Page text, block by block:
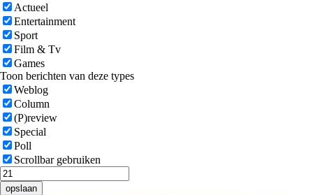
Actueel
Entertainment
Sport
Film & Tv
Games
Toon berichten van deze types
Weblog
Column
(P)review
Special
Poll
Scrollbar gebruiken
opslaan